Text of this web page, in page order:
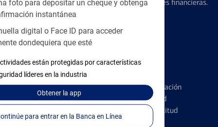
foto para depositar un cheque y obtenga
instantánea
digital o Face ID para acceder
dondequiera que esté
están protegidas por características
líderes en la industria
Obtenerla app
Continúe para entrar en la Banca en Línea
diseñados para ayudar con todas sus necesidades financieras.
Tarjetas de Crédito
Conozca los pormenores de la administración
de tarjetas de crédito y la identidad
financiera antes de presentar una solicitud